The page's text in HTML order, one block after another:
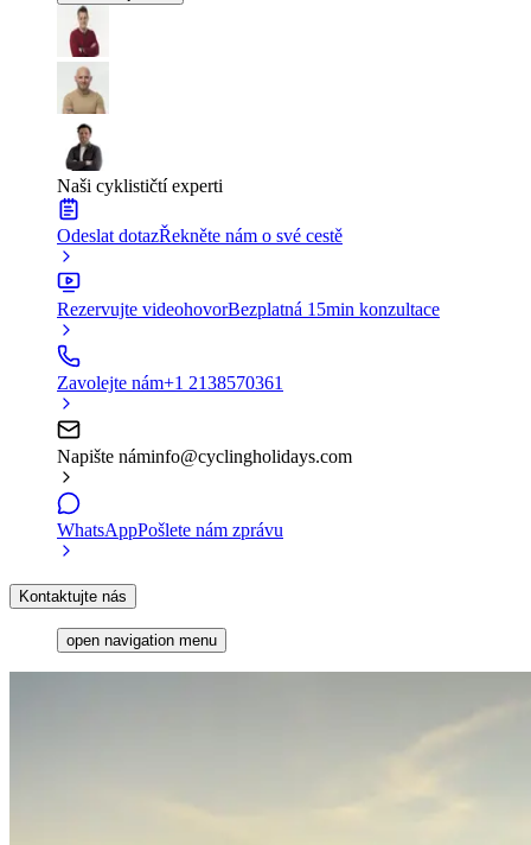
Naši cyklističtí experti
Odeslat dotazŘekněte nám o své cestě
Rezervujte videohovorBezplatná 15min konzultace
Zavolejte nám+1 2138570361
Napište náminfo@cyclingholidays.com
WhatsAppPošlete nám zprávu
Kontaktujte nás
open navigation menu